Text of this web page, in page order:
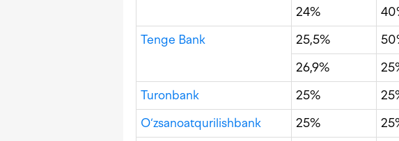
24%
Tenge Bank
25,5%
26,9%
Turonbank
25%
O‘zsanoatqurilishbank
25%